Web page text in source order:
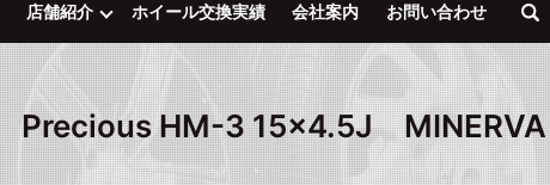
店舗紹介 ホイール交換実績 会社案内 お問い合わせ
Precious HM-3 15×4.5J MINERVA